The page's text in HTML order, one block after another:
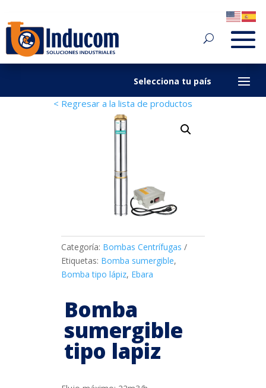
< Regresar a la lista de productos
Categoría: Bombas Centrífugas
Etiquetas: Bomba sumergible,
Bomba tipo lápiz, Ebara
Bomba
sumergible
tipo lapiz